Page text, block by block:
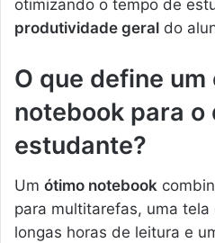
otimizando o tempo de
produtividade geral do
O que define um
notebook para o
estudante?
Um ótimo notebook
para multitarefas, uma
longas horas de leitura e